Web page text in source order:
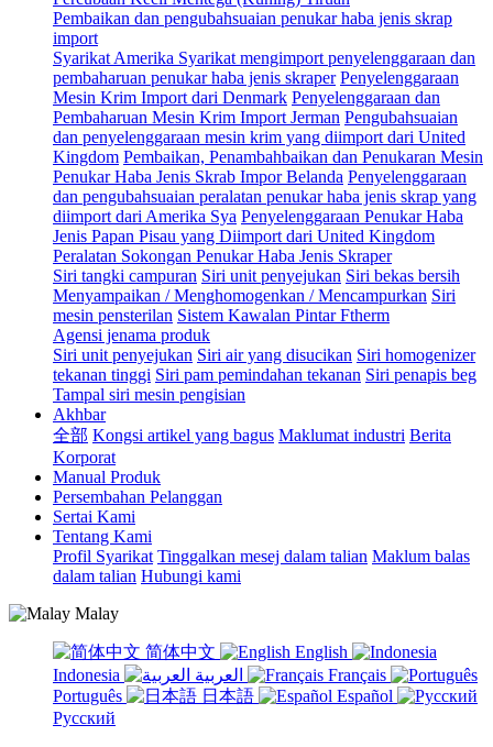
Pembaikan dan pengubahsuaian penukar haba jenis skrap
import
Syarikat Amerika Syarikat mengimport penyelenggaraan dan
pembaharuan penukar haba jenis skraper Penyelenggaraan
Mesin Krim Import dari Denmark Penyelenggaraan dan
Pembaharuan Mesin Krim Import Jerman Pengubahsuaian
dan penyelenggaraan mesin krim yang diimport dari United
Kingdom Pembaikan, Penambahbaikan dan Penukaran Mesin
Penukar Haba Jenis Skrab Impor Belanda Penyelenggaraan
dan pengubahsuaian peralatan penukar haba jenis skrap yang
diimport dari Amerika Sya Penyelenggaraan Penukar Haba
Jenis Papan Pisau yang Diimport dari United Kingdom
Peralatan Sokongan Penukar Haba Jenis Skraper
Siri tangki campuran Siri unit penyejukan Siri bekas bersih
Menyampaikan / Menghomogenkan / Mencampurkan Siri
mesin pensterilan Sistem Kawalan Pintar Ftherm
Agensi jenama produk
Siri unit penyejukan Siri air yang disucikan Siri homogenizer
tekanan tinggi Siri pam pemindahan tekanan Siri penapis beg
Tampal siri mesin pengisian
Akhbar
全部 Kongsi artikel yang bagus Maklumat industri Berita
Korporat
Manual Produk
Persembahan Pelanggan
Sertai Kami
Tentang Kami
Profil Syarikat Tinggalkan mesej dalam talian Maklum balas
dalam talian Hubungi kami
Malay
简体中文
English
Indonesia
Français
Português
日本語
Español
Русский